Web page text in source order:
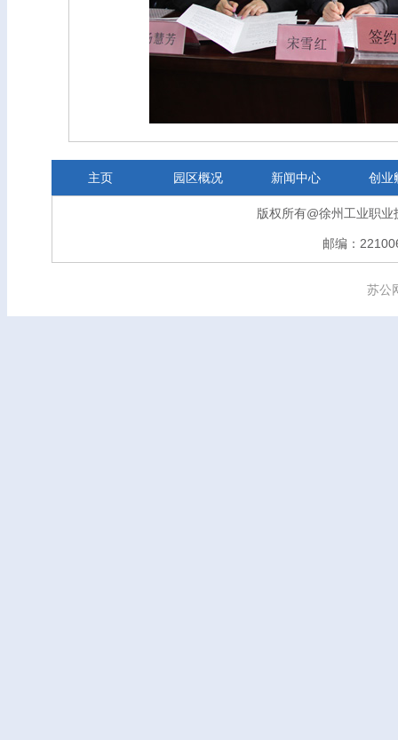
主页 园区概况 新闻中心 创业
版权所有@徐州工业职
邮编：
苏公